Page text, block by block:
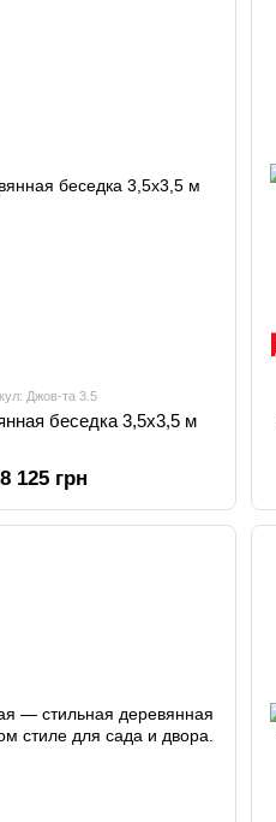
Джов-та 3.5
беседка 3,5x3,5 м
125 грн